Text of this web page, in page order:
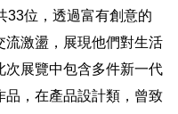
33位，透過富有創意的
流激盪，展現他們對生活
次展覽中包含多件新一代
品，在產品設計類，曾致